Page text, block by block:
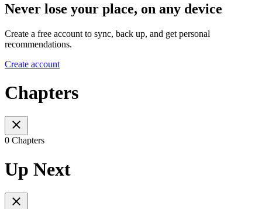
Never lose your place, on any device
Create a free account to sync, back up, and get personal
recommendations.
Create account
Chapters
0 Chapters
Up Next